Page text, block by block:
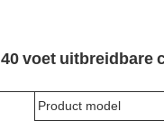
40 voet uitbreidbare
Product model